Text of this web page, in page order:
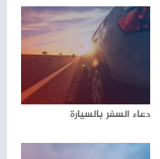
دعاء السفر بالسيارة